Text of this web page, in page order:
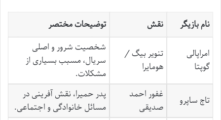
نام بازیگر نقش توضیحات مختصر
امراپالی
گوپتا
تنویر بیگ /
هومايرا
شخصیت شرور و اصلی
سریال، مسبب بسیاری از
مشکلات.
تاج ساپرو
غفور احمد
صدیقی
پدر حمیرا، نقش آفرینی در
مسائل خانوادگی و اجتماعی.